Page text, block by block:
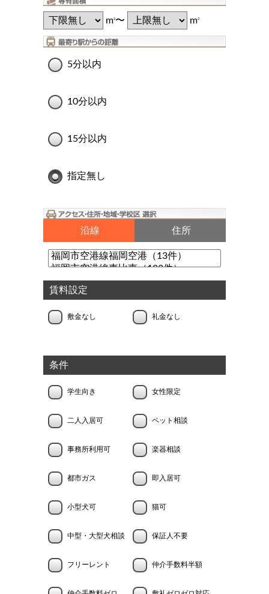
m2〜 m2
5分以内
10分以内
15分以内
指定無し
沿線 住所
賃料設定
敷金なし 礼金なし
条件
学生向き 女性限定
二人入居可 ペット相談
事務所利用可 楽器相談
都市ガス 即入居可
小型犬可 猫可
中型・大型犬相談 保証人不要
フリーレント 仲介手数料半額